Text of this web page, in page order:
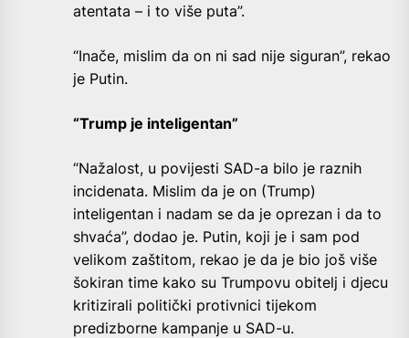
atentata – i to više puta”.
“Inače, mislim da on ni sad nije siguran”, rekao
je Putin.
“Trump je inteligentan”
“Nažalost, u povijesti SAD-a bilo je raznih
incidenata. Mislim da je on (Trump)
inteligentan i nadam se da je oprezan i da to
shvaća”, dodao je. Putin, koji je i sam pod
velikom zaštitom, rekao je da je bio još više
šokiran time kako su Trumpovu obitelj i djecu
kritizirali politički protivnici tijekom
predizborne kampanje u SAD-u.